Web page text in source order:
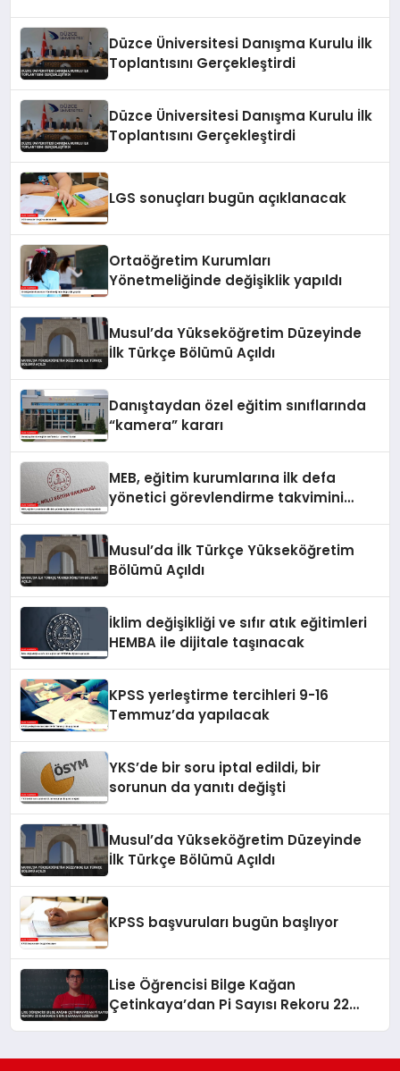
Düzce Üniversitesi Danışma Kurulu İlk
Toplantısını Gerçekleştirdi
Düzce Üniversitesi Danışma Kurulu İlk
Toplantısını Gerçekleştirdi
LGS sonuçları bugün açıklanacak
Ortaöğretim Kurumları
Yönetmeliğinde değişiklik yapıldı
Musul’da Yükseköğretim Düzeyinde
İlk Türkçe Bölümü Açıldı
Danıştaydan özel eğitim sınıflarında
“kamera” kararı
MEB, eğitim kurumlarına ilk defa
yönetici görevlendirme takvimini
Musul’da İlk Türkçe Yükseköğretim
Bölümü Açıldı
İklim değişikliği ve sıfır atık eğitimleri
HEMBA ile dijitale taşınacak
KPSS yerleştirme tercihleri 9-16
Temmuz’da yapılacak
YKS’de bir soru iptal edildi, bir
sorunun da yanıtı değişti
Musul’da Yükseköğretim Düzeyinde
İlk Türkçe Bölümü Açıldı
KPSS başvuruları bugün başlıyor
Lise Öğrencisi Bilge Kağan
Çetinkaya’dan Pi Sayısı Rekoru 22